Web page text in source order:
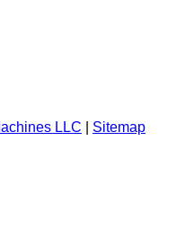
LLC Sitemap